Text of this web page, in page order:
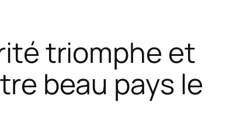
triomphe et
beau pays le